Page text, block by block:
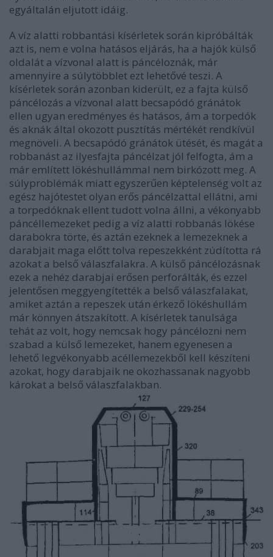
egyáltalán eljutott idáig.
A víz alatti robbantási kísérletek során kipróbálták
azt is, nem e volna hatásos eljárás, ha a hajók külső
oldalát a vízvonal alatt is páncéloznák, már
amennyire a súlytöbblet ezt lehetővé teszi. A
kísérletek során azonban kiderült, ez a fajta külső
páncélozás a vízvonal alatt becsapódó gránátok
ellen ugyan eredményes és hatásos, ám a torpedók
és aknák által okozott pusztítás mértékét rendkívül
megnöveli. A becsapódó gránátok ütését, és magát a
robbanást az ilyesfajta páncélzat jól felfogta, ám a
már említett lökéshullámmal nem birkózott meg. A
súlyproblémák miatt egyszerűen képtelenség volt az
egész hajótestet olyan erős páncélzattal ellátni, ami
a torpedóknak ellent tudott volna állni, a vékonyabb
páncéllemezeket pedig a víz alatti robbanás lökése
darabokra törte, és aztán ezeknek a lemezeknek a
darabjait maga előtt tolva repeszekként zúdította rá
azokat a belső válaszfalakra. A külső páncélozásnak
ezek a nehéz darabjai erősen perforálták, és ezzel
jelentősen meggyengítették a belső válaszfalakat,
amiket aztán a repeszek után érkező lökéshullám
már könnyen átszakított. A kísérletek tanulsága
tehát az volt, hogy nemcsak hogy páncélozni nem
szabad a külső lemezeket, hanem egyenesen a
lehető legvékonyabb acéllemezekből kell készíteni
azokat, hogy darabjaik ne okozhassanak nagyobb
károkat a belső válaszfalakban.